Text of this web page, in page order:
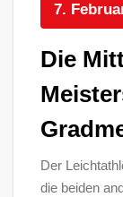
7.
Die
Der
die beiden